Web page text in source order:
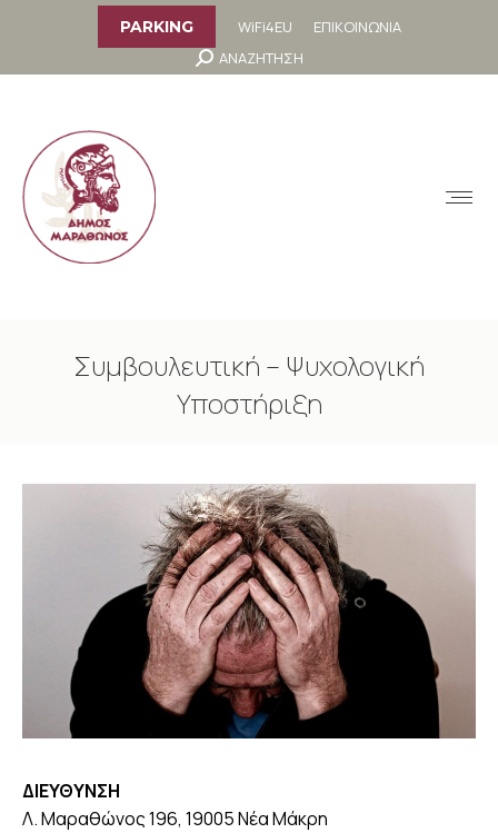
PARKING WiFi4EU
ΕΠΙΚΟΙΝΩΝΙΑ
Search:
ΑΝΑΖΗΤΗΣΗ
Συμβουλευτική – Ψυχολογική
Υποστήριξη
ΔΙΕΥΘΥΝΣΗ
Λ. Μαραθώνος 196, 19005 Νέα Μάκρη